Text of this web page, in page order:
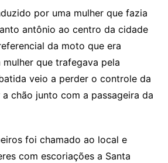
por uma mulher que fazia
antônio ao centro da cidade
da moto que era
que trafegava pela
veio a perder o controle da
chão junto com a passageira da
foi chamado ao local e
com escoriações a Santa